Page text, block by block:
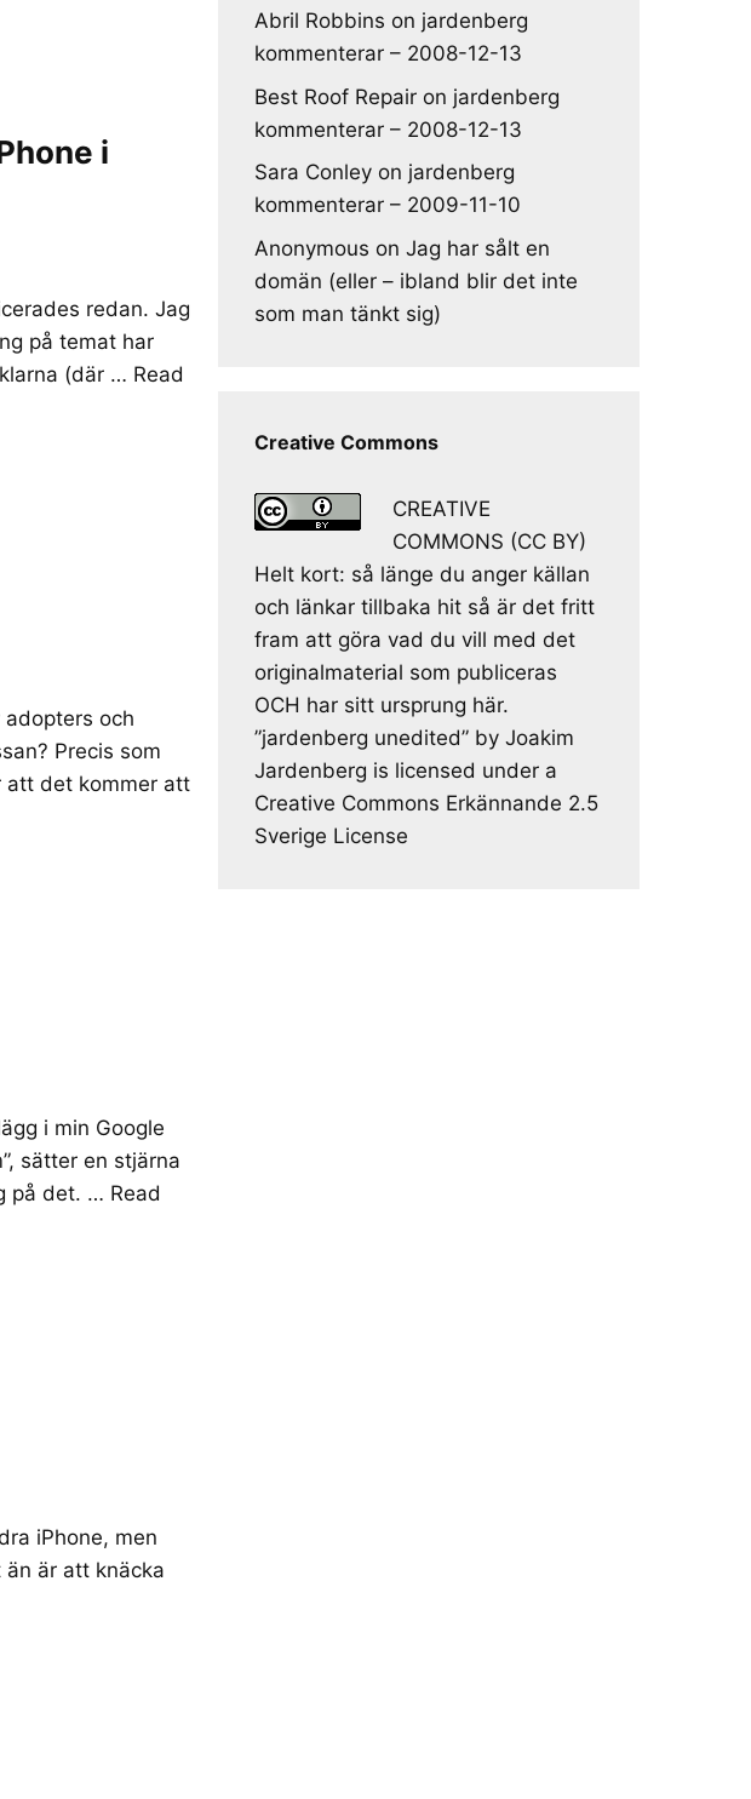
i
redan. Jag
på temat har
(där … Read
och
Precis som
att det kommer att
i min Google
sätter en stjärna
på det. … Read
iPhone, men
är att knäcka
Abril Robbins on jardenberg
kommenterar – 2008-12-13
Best Roof Repair on jardenberg
kommenterar – 2008-12-13
Sara Conley on jardenberg
kommenterar – 2009-11-10
Anonymous on Jag har sålt en
domän (eller – ibland blir det inte
som man tänkt sig)
Creative Commons
CREATIVE
COMMONS (CC BY)
Helt kort: så länge du anger källan
och länkar tillbaka hit så är det fritt
fram att göra vad du vill med det
originalmaterial som publiceras
OCH har sitt ursprung här.
”jardenberg unedited” by Joakim
Jardenberg is licensed under a
Creative Commons Erkännande 2.5
Sverige License